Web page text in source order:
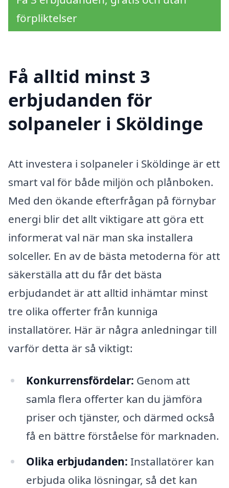
förpliktelser
Få alltid minst 3
erbjudanden för
solpaneler i Sköldinge
Att investera i solpaneler i Sköldinge är ett
smart val för både miljön och plånboken.
Med den ökande efterfrågan på förnybar
energi blir det allt viktigare att göra ett
informerat val när man ska installera
solceller. En av de bästa metoderna för att
säkerställa att du får det bästa
erbjudandet är att alltid inhämtar minst
tre olika offerter från kunniga
installatörer. Här är några anledningar till
varför detta är så viktigt:
Konkurrensfördelar: Genom att
samla flera offerter kan du jämföra
priser och tjänster, och därmed också
få en bättre förståelse för marknaden.
Olika erbjudanden: Installatörer kan
erbjuda olika lösningar, så det kan